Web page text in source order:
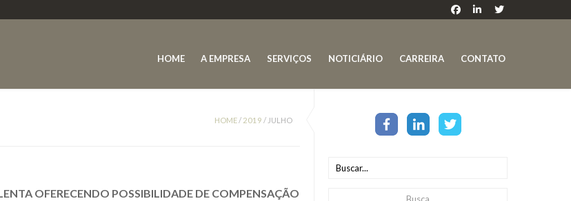
HOME A EMPRESA SERVIÇOS NOTICIÁRIO CARREIRA CONTATO
HOME/ 2019 / JULHO
OFERECENDO POSSIBILIDADE DE COMPENSAÇÃO